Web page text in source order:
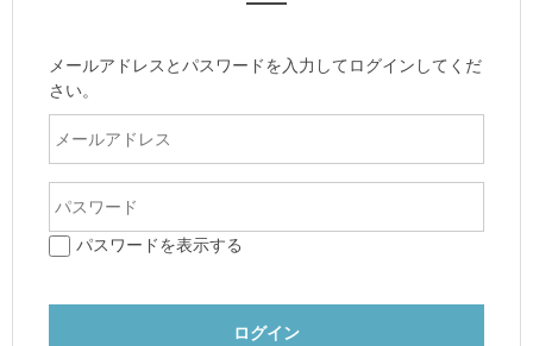
メールアドレスとパスワードを入力してログインしてくだ
さい。
パスワードを表示する